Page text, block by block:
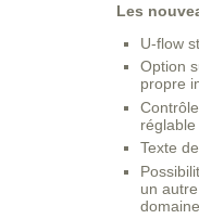
Les
U-flow
Option
propre
réglable
Texte
un